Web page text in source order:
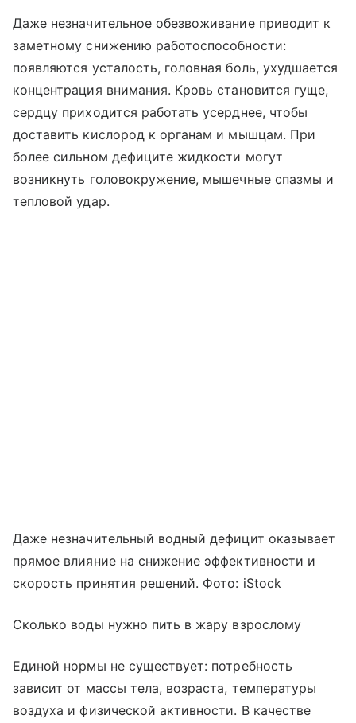
Даже незначительное обезвоживание приводит к
заметному снижению работоспособности:
появляются усталость, головная боль, ухудшается
концентрация внимания. Кровь становится гуще,
сердцу приходится работать усерднее, чтобы
доставить кислород к органам и мышцам. При
более сильном дефиците жидкости могут
возникнуть головокружение, мышечные спазмы и
тепловой удар.
Даже незначительный водный дефицит оказывает
прямое влияние на снижение эффективности и
скорость принятия решений. Фото: iStock
Сколько воды нужно пить в жару взрослому
Единой нормы не существует: потребность
зависит от массы тела, возраста, температуры
воздуха и физической активности. В качестве